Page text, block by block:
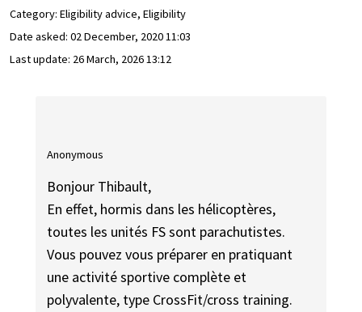
Category: Eligibility advice, Eligibility
Date asked: 02 December, 2020 11:03
Last update: 26 March, 2026 13:12
Anonymous
Bonjour Thibault,
En effet, hormis dans les hélicoptères,
toutes les unités FS sont parachutistes.
Vous pouvez vous préparer en pratiquant
une activité sportive complète et
polyvalente, type CrossFit/cross training.